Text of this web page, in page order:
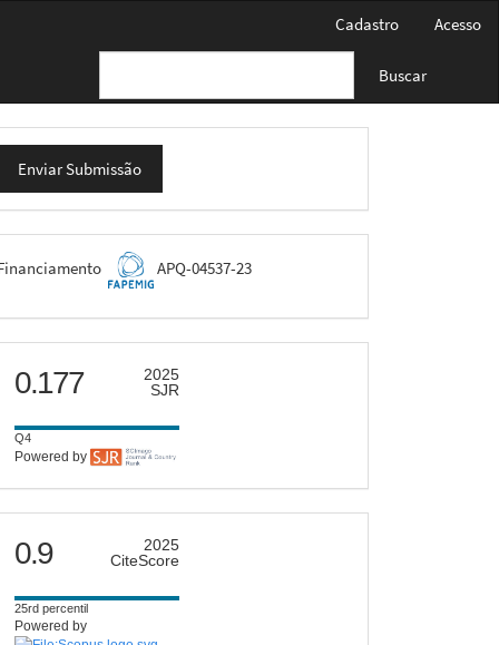
Cadastro Acesso
Buscar
Enviar Submissão
APQ-04537-23
scimago
0.177
2025
SJR
Q4
Powered by
citescore
0.9
2025
CiteScore
25rd percentil
Powered by